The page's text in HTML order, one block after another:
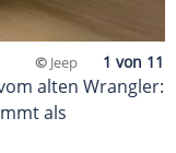
© Jeep
alten Wrangler:
als